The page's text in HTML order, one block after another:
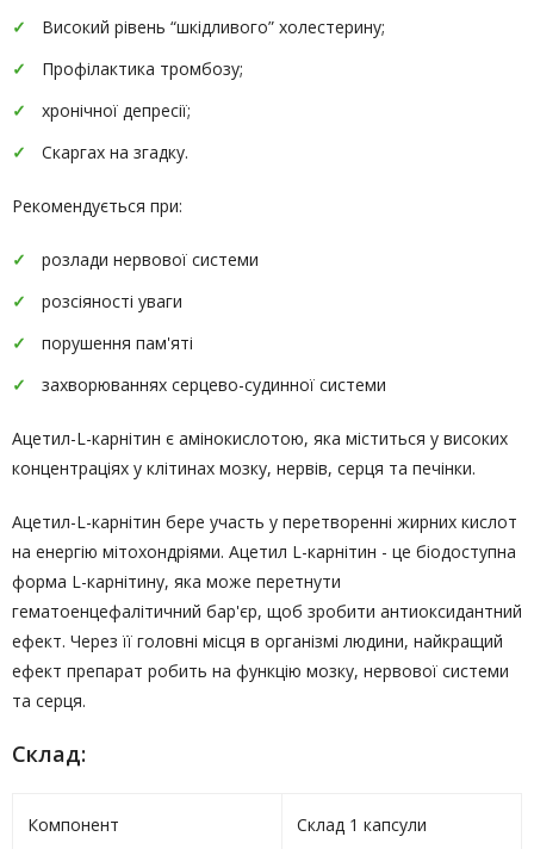
Високий рівень “шкідливого” холестерину;
Профілактика тромбозу;
хронічної депресії;
Скаргах на згадку.
Рекомендується при:
розлади нервової системи
розсіяності уваги
порушення пам'яті
захворюваннях серцево-судинної системи
Ацетил-L-карнітин є амінокислотою, яка міститься у високих
концентраціях у клітинах мозку, нервів, серця та печінки.
Ацетил-L-карнітин бере участь у перетворенні жирних кислот
на енергію мітохондріями. Ацетил L-карнітин - це біодоступна
форма L-карнітину, яка може перетнути
гематоенцефалітичний бар'єр, щоб зробити антиоксидантний
ефект. Через її головні місця в організмі людини, найкращий
ефект препарат робить на функцію мозку, нервової системи
та серця.
Склад:
Компонент Склад 1 капсули